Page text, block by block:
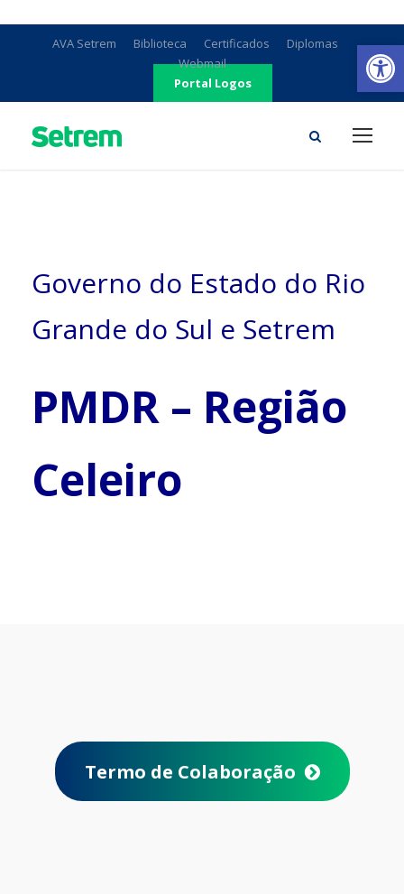
AVA Setrem Biblioteca Certificados
Diplomas
Webmail
Portal Logos
Governo do Estado do Rio
Grande do Sul e Setrem
PMDR – Região
Celeiro
Termo de Colaboração